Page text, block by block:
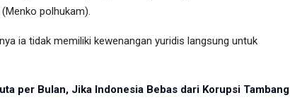
polhukam).
ia tidak memiliki kewenangan yuridis langsung untuk
per Bulan, Jika Indonesia Bebas dari Korupsi Tambang